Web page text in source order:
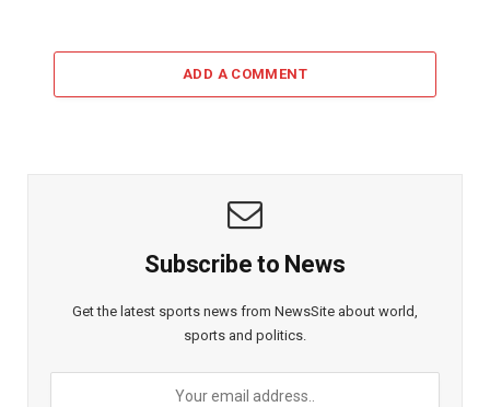
ADD A COMMENT
Subscribe to News
Get the latest sports news from NewsSite about world,
sports and politics.